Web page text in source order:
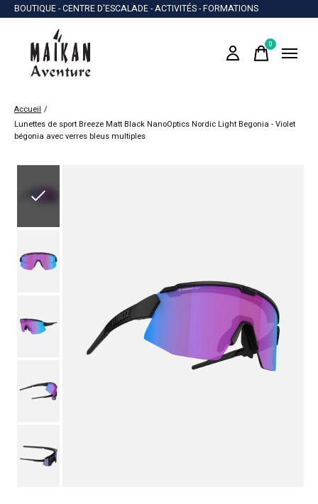
BOUTIQUE - CENTRE D'ESCALADE - ACTIVITÉS - FORMATIONS
0items
Accueil /
Lunettes de sport Breeze Matt Black NanoOptics Nordic Light Begonia - Violet
bégonia avec verres bleus multiples